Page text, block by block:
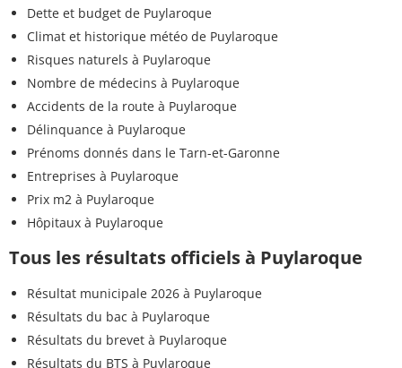
Dette et budget de Puylaroque
Climat et historique météo de Puylaroque
Risques naturels à Puylaroque
Nombre de médecins à Puylaroque
Accidents de la route à Puylaroque
Délinquance à Puylaroque
Prénoms donnés dans le Tarn-et-Garonne
Entreprises à Puylaroque
Prix m2 à Puylaroque
Hôpitaux à Puylaroque
Tous les résultats officiels à Puylaroque
Résultat municipale 2026 à Puylaroque
Résultats du bac à Puylaroque
Résultats du brevet à Puylaroque
Résultats du BTS à Puylaroque